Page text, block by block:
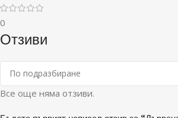
0
Отзиви
Все още няма отзиви.